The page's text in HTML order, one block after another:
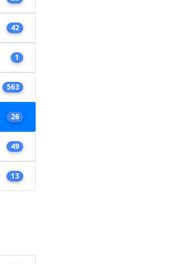
42
1
563
26
49
13